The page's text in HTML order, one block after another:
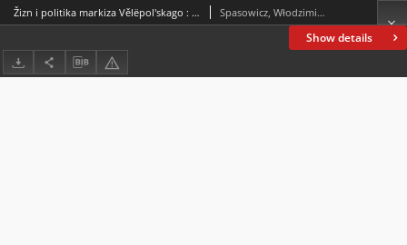
Show details
Žizn i politika markiza Vělëpol'skago : epizod iz istorìi russko-pol'skago konflikta i voprosa Spasowicz, Włodzimierz (1829-1906)